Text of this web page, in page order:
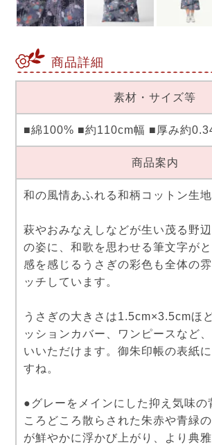
商品詳細
素材・サイズ等
■綿100% ■約110cm幅 ■厚み約
商品案内
和の風情あふれる和柄コットン生地
萩やおみなえしなどが生い茂る野
の姿に、和歌を思わせる筆文字が
感を感じるうさぎの彩色も全体の
ッチしています。
うさぎの大きさは1.5cm×3.5cmほ
ッションカバー、ワンピースなど
いいただけます。御朱印帳の表紙
すね。
●グレーをメインにした抑え気味の
ころどころ散らされた朱赤や青緑
が鮮やかに浮かび上がり、より典